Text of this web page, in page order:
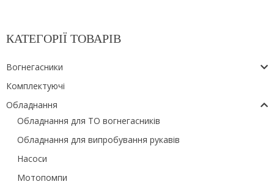
КАТЕГОРІЇ ТОВАРІВ
Вогнегасники
Комплектуючі
Обладнання
Обладнання для ТО вогнегасників
Обладнання для випробування рукавів
Насоси
Мотопомпи